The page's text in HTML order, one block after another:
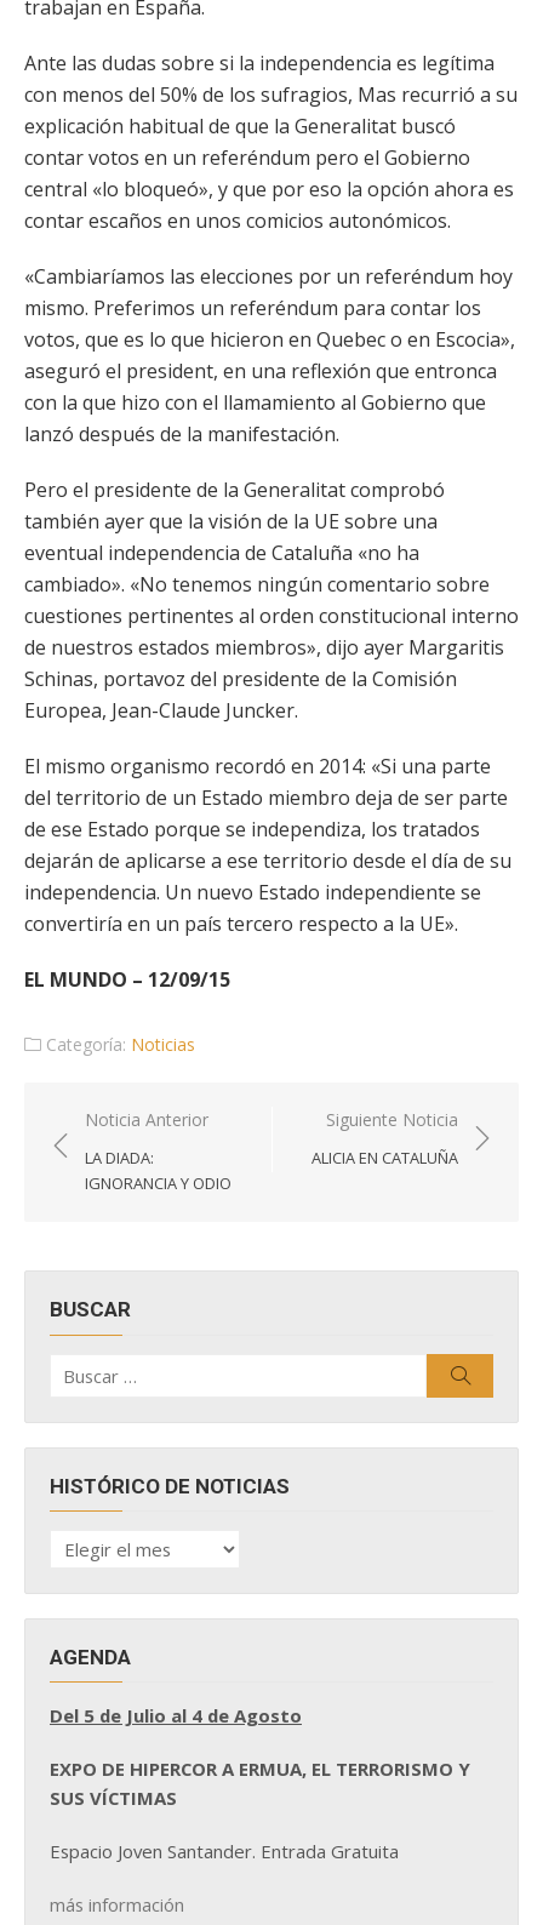
trabajan en España.
Ante las dudas sobre si la independencia es legítima
con menos del 50% de los sufragios, Mas recurrió a su
explicación habitual de que la Generalitat buscó
contar votos en un referéndum pero el Gobierno
central «lo bloqueó», y que por eso la opción ahora es
contar escaños en unos comicios autonómicos.
«Cambiaríamos las elecciones por un referéndum hoy
mismo. Preferimos un referéndum para contar los
votos, que es lo que hicieron en Quebec o en Escocia»,
aseguró el president, en una reflexión que entronca
con la que hizo con el llamamiento al Gobierno que
lanzó después de la manifestación.
Pero el presidente de la Generalitat comprobó
también ayer que la visión de la UE sobre una
eventual independencia de Cataluña «no ha
cambiado». «No tenemos ningún comentario sobre
cuestiones pertinentes al orden constitucional interno
de nuestros estados miembros», dijo ayer Margaritis
Schinas, portavoz del presidente de la Comisión
Europea, Jean-Claude Juncker.
El mismo organismo recordó en 2014: «Si una parte
del territorio de un Estado miembro deja de ser parte
de ese Estado porque se independiza, los tratados
dejarán de aplicarse a ese territorio desde el día de su
independencia. Un nuevo Estado independiente se
convertiría en un país tercero respecto a la UE».
EL MUNDO – 12/09/15
Categoría: Noticias
Navegación
de
entradas
Noticia Anterior
LA DIADA:
IGNORANCIA Y ODIO
Siguiente Noticia
ALICIA EN CATALUÑA
BUSCAR
por:
HISTÓRICO DE NOTICIAS
HISTÓRICO
DE
AGENDA
Del 5 de Julio al 4 de Agosto
EXPO DE HIPERCOR A ERMUA, EL TERRORISMO Y
SUS VÍCTIMAS
Espacio Joven Santander. Entrada Gratuita
más información